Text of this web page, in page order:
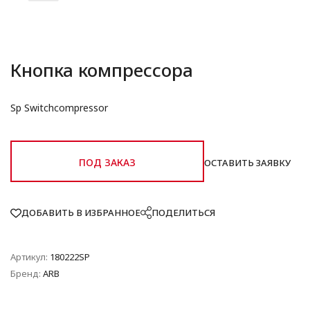
Кнопка компрессора
Sp Switchcompressor
ПОД ЗАКАЗ ОСТАВИТЬ ЗАЯВКУ
ДОБАВИТЬ В ИЗБРАННОЕ ПОДЕЛИТЬСЯ
Артикул: 180222SP
Бренд: ARB